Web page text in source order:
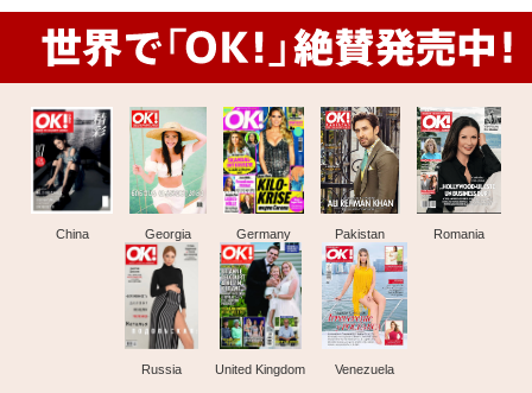
China Georgia Germany Pakistan Romania
Russia United Kingdom Venezuela